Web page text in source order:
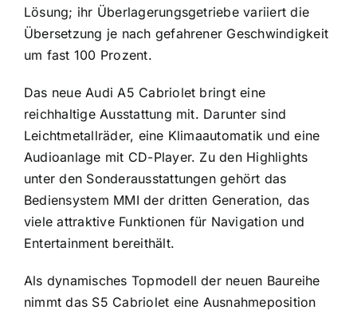
Lösung; ihr Überlagerungsgetriebe variiert die
Übersetzung je nach gefahrener Geschwindigkeit
um fast 100 Prozent.
Das neue Audi A5 Cabriolet bringt eine
reichhaltige Ausstattung mit. Darunter sind
Leichtmetallräder, eine Klimaautomatik und eine
Audioanlage mit CD-Player. Zu den Highlights
unter den Sonderausstattungen gehört das
Bedien­system MMI der dritten Generation, das
viele attraktive Funktionen für Navigation und
Entertainment bereithält.
Als dynamisches Topmodell der neuen Baureihe
nimmt das S5 Cabriolet eine Ausnahmeposition